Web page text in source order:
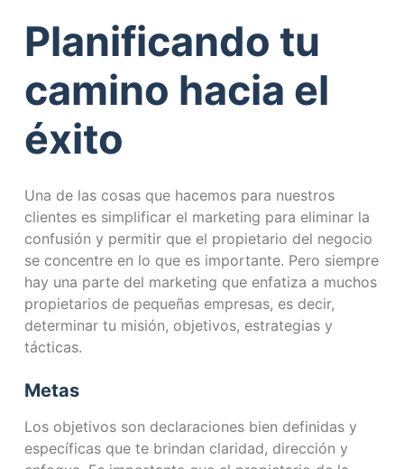
Planificando tu
camino hacia el
éxito
Una de las cosas que hacemos para nuestros
clientes es simplificar el marketing para eliminar la
confusión y permitir que el propietario del negocio
se concentre en lo que es importante. Pero siempre
hay una parte del marketing que enfatiza a muchos
propietarios de pequeñas empresas, es decir,
determinar tu misión, objetivos, estrategias y
tácticas.
Metas
Los objetivos son declaraciones bien definidas y
específicas que te brindan claridad, dirección y